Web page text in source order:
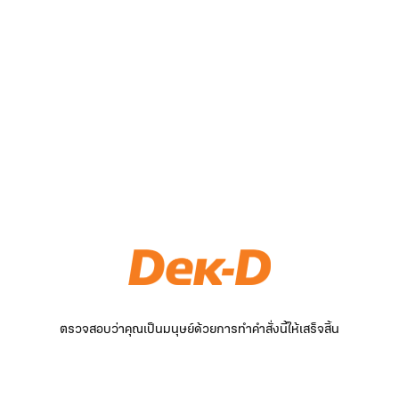
ตรวจสอบว่าคุณเป็นมนุษย์ด้วยการทำคำสั่งนี้ให้เสร็จสิ้น